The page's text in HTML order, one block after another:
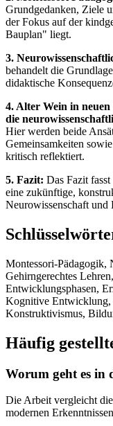
Grundgedanken, Ziele
der Fokus auf der
Bauplan" liegt.
3.
behandelt die
didaktische
4. Alter Wein in
die
Hier werden beide
Gemeinsamkeiten
kritisch reflektiert.
5. Fazit: Das Fazit
eine zukünftige,
Neurowissenschaft und
Montessori-Pädagogik,
Gehirngerechtes
Entwicklungsphasen,
Kognitive Entwicklung,
Konstruktivismus,
Häufig
Worum geht es in
Die Arbeit vergleicht
modernen